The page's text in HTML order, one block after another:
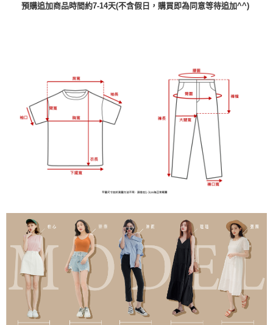
預購追加商品時間約7-14天(不含假日，購買即為同意等待追加^^)